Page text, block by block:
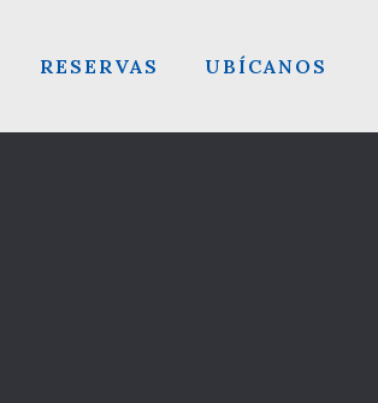
RESERVAS UBÍCANOS